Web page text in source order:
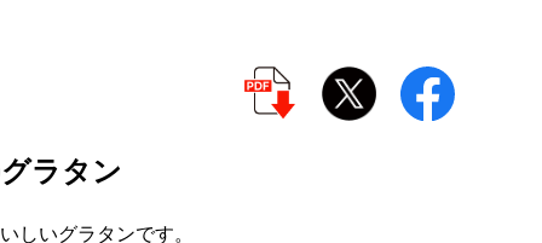
ラタン
しいグラタンです。